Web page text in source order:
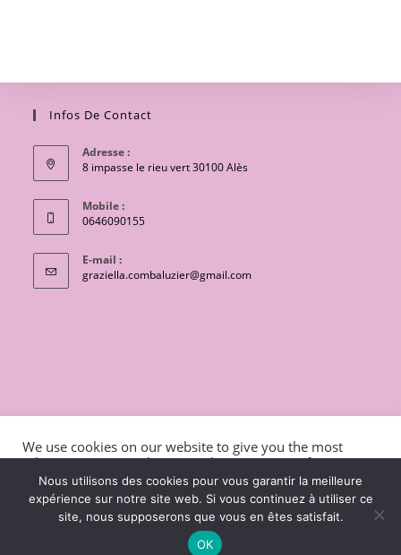
Infos De Contact
Adresse :
8 impasse le rieu vert 30100 Alès
Mobile :
0646090155
E-mail :
graziella.combaluzier@gmail.comS’ouvre
CONTACT
Conditions générales de vente
Mentions légales et politique de confidentialité
Livraisons
charte de protection des données personnelles
Copyright 2026 - OceanWP Theme by Lili coton
We use cookies on our website to give you the most
relevant experience by remembering your preferences
and repeat visits. By clicking “Accept”, you consent to the
use of ALL the cookies.
Nous utilisons des cookies pour vous garantir la meilleure
expérience sur notre site web. Si vous continuez à utiliser ce
site, nous supposerons que vous en êtes satisfait.
OK